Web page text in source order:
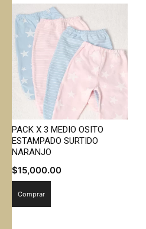
PACK X 3 MEDIO OSITO
ESTAMPADO SURTIDO
NARANJO
$15,000.00
Comprar